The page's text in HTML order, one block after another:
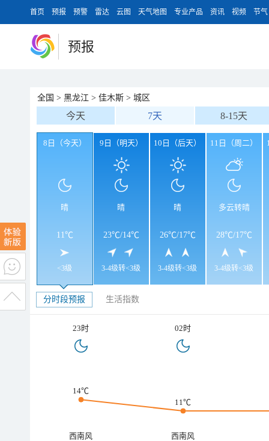
首页 预报 预警 雷达 云图 天气地图 专业产品 资讯 视频 节气
预报
全国 > 黑龙江 > 佳木斯 > 城区
今天 7天 8-15天
8日（今天）
晴
11℃
<3级
9日（明天）
晴
23℃/14℃
3-4级转<3级
10日（后天）
晴
26℃/17℃
3-4级转<3级
11日（周二）
多云转晴
28℃/17℃
3-4级转<3级
分时段预报 生活指数
23时 02时
14℃
11℃
西南风
西南风